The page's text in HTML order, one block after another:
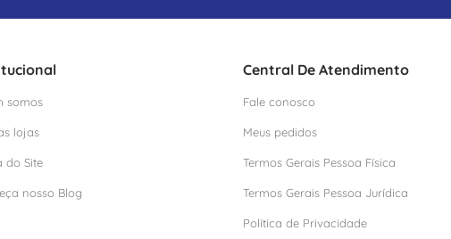
somos
lojas
do Site
nosso Blog
Central De Atendimento
Fale conosco
Meus pedidos
Termos Gerais Pessoa Física
Termos Gerais Pessoa Jurídica
Política de Privacidade